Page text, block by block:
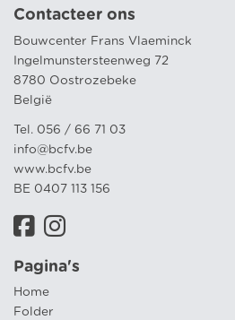
Contacteer ons
Bouwcenter Frans Vlaeminck
Ingelmunstersteenweg 72
8780 Oostrozebeke
België
Tel. 056 / 66 71 03
info@bcfv.be
www.bcfv.be
BE 0407 113 156
Pagina's
Home
Folder